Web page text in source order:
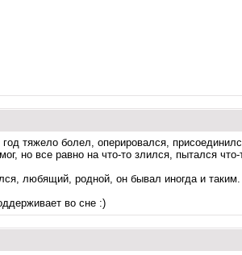
тяжело болел, оперировался,
но все равно на что-то злился, пытался
любящий, родной, он бывал иногда и
во сне :)